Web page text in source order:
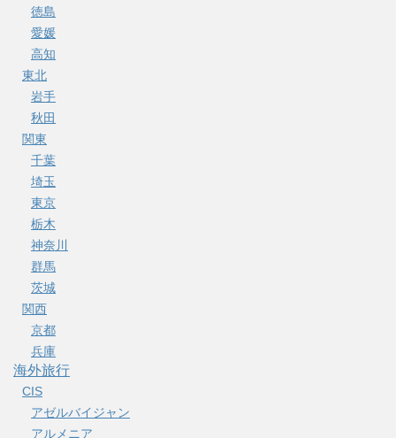
徳島
愛媛
高知
東北
岩手
秋田
関東
千葉
埼玉
東京
栃木
神奈川
群馬
茨城
関西
京都
兵庫
海外旅行
CIS
アゼルバイジャン
アルメニア